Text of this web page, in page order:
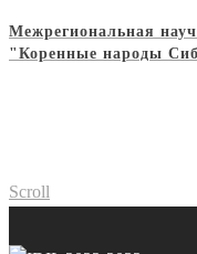
Межрегиональная
"Коренные народы
Scroll